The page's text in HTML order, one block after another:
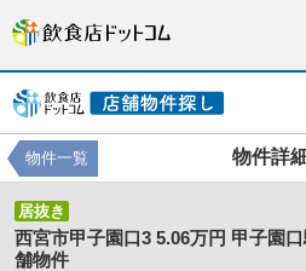
物件詳細
物件一覧
居抜き
西宮市甲子園口3 5.06万円 甲子園
舗物件